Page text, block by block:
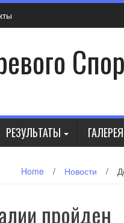
РЕЗУЛЬТАТЫ ГАЛЕРЕЯ
Home / Новости /
пройден